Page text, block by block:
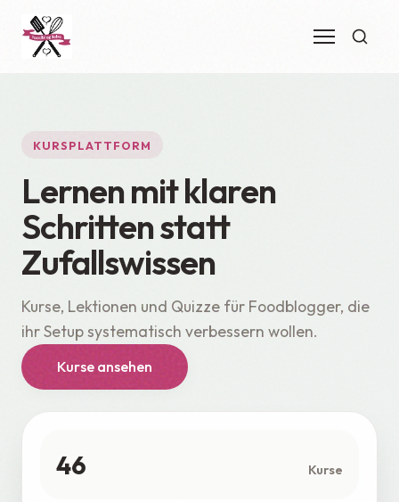
KURSPLATTFORM
Lernen mit klaren
Schritten statt
Zufallswissen
Kurse, Lektionen und Quizze für Foodblogger, die
ihr Setup systematisch verbessern wollen.
Kurse ansehen
46 Kurse